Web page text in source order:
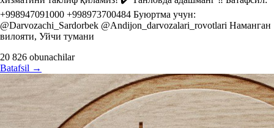
+998947091000 +998973700484 Буюртма учун:
@Darvozachi_Sardorbek @Andijon_darvozalari_rovotlari Наманган
вилояти, Уйчи тумани
20 826 obunachilar
Batafsil →